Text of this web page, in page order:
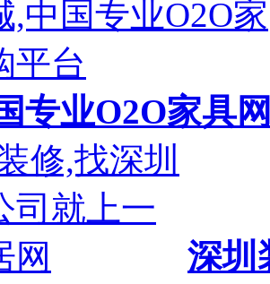
专业O2O家具
深圳